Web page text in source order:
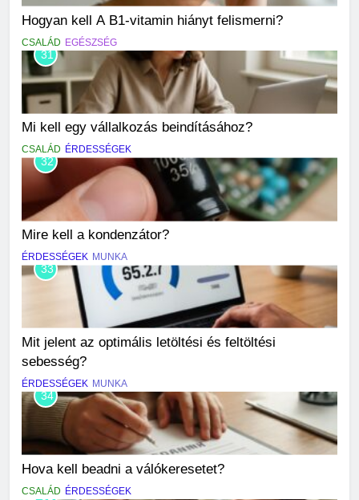
Hogyan kell A B1-vitamin hiányt felismerni?
CSALÁD EGÉSZSÉG
31
Mi kell egy vállalkozás beindításához?
CSALÁD ÉRDESSÉGEK
32
Mire kell a kondenzátor?
ÉRDESSÉGEK MUNKA
33
Mit jelent az optimális letöltési és feltöltési
sebesség?
ÉRDESSÉGEK MUNKA
34
Hova kell beadni a válókeresetet?
CSALÁD ÉRDESSÉGEK